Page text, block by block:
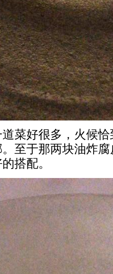
菜好很多，火候
。至于那两块油炸
搭配。